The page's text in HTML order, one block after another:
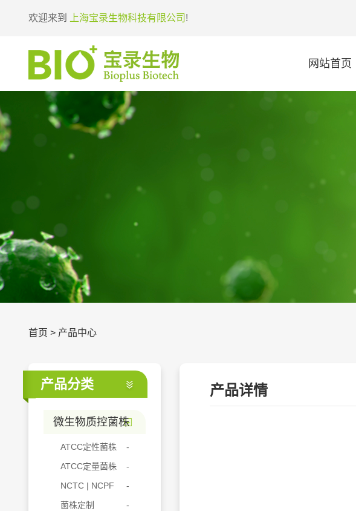
欢迎来到 上海宝录生物科技有限公司 !
网站首页
首页 > 产品中心
产品分类
微生物质控菌株
ATCC定性菌株
ATCC定量菌株
NCTC | NCPF
菌株定制
产品详情